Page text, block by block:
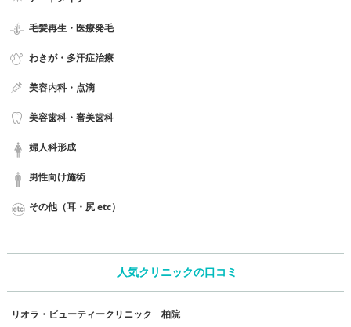
毛髪再生・医療発毛
わきが・多汗症治療
美容内科・点滴
美容歯科・審美歯科
婦人科形成
男性向け施術
その他（耳・尻 etc）
人気クリニックの口コミ
リオラ・ビューティークリニック 柏院